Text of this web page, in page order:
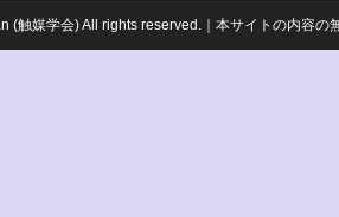
触媒学会) All rights reserved.｜本サイトの内容の